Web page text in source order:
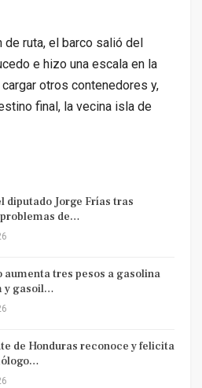
de ruta, el barco salió del
e hizo una escala en la
otros contenedores y,
final, la vecina isla de
diputado Jorge Frías tras
de…
aumenta tres pesos a gasolina
y gasoil…
de Honduras reconoce y felicita